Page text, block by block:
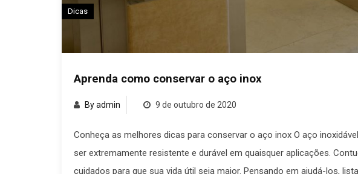
Dicas
Aprenda como conservar o aço inox
By admin 9 de outubro de 2020
Conheça as melhores dicas para conservar o aço inox O aço
ser extremamente resistente e durável em quaisquer aplicações.
cuidados para que sua vida útil seja maior. Pensando em ajudá-los,